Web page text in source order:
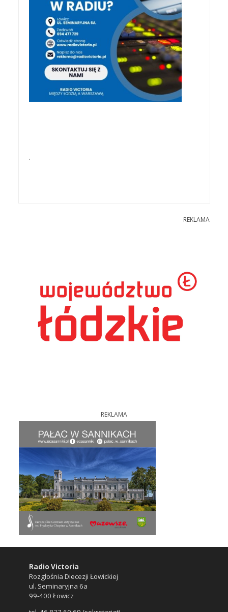
.
REKLAMA
REKLAMA
Radio Victoria
Rozgłośnia Diecezji Łowickiej
ul. Seminaryjna 6a
99-400 Łowicz